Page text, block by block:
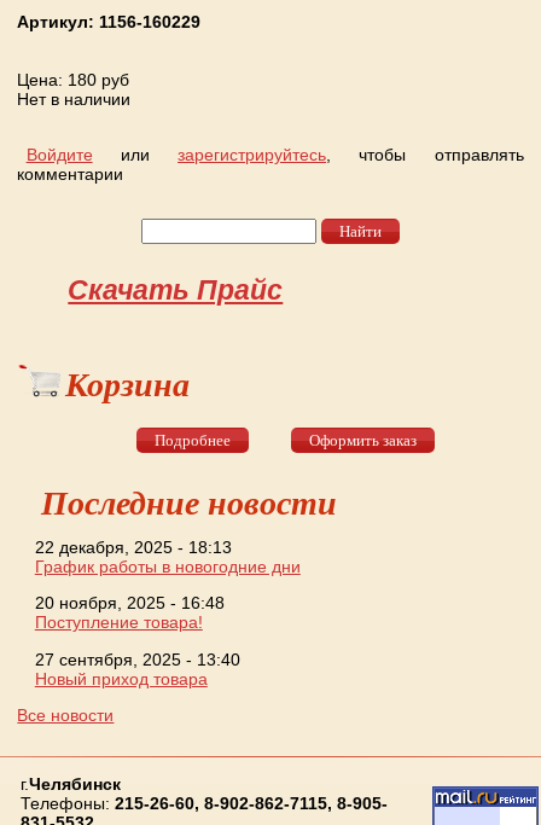
Артикул: 1156-160229
Цена: 180 руб
Нет в наличии
Войдите илизарегистрируйтесь , чтобы отправлять
комментарии
Скачать Прайс
Корзина
Подробнее Оформить заказ
Последние новости
22 декабря, 2025 - 18:13
График работы в новогодние дни
20 ноября, 2025 - 16:48
Поступление товара!
27 сентября, 2025 - 13:40
Новый приход товара
Все новости
г.Челябинск
Телефоны: 215-26-60, 8-902-862-7115, 8-905-